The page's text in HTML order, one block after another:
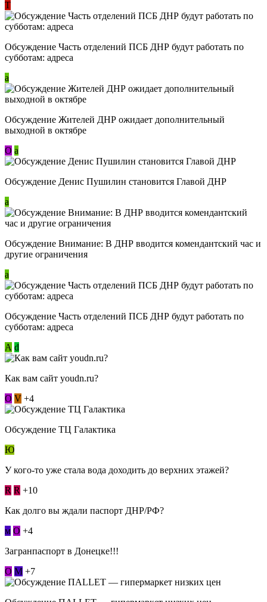
Т
Обсуждение Часть отделений ПСБ ДНР будут работать по
субботам: адреса
a
Обсуждение Жителей ДНР ожидает дополнительный
выходной в октябре
О a
Обсуждение Денис Пушилин становится Главой ДНР
a
Обсуждение Внимание: В ДНР вводится комендантский час и
другие ограничения
a
Обсуждение Часть отделений ПСБ ДНР будут работать по
субботам: адреса
А d
Как вам сайт youdn.ru?
О V +4
Обсуждение ТЦ Галактика
Ю
У кого-то уже стала вода доходить до верхних этажей?
R R +10
Как долго вы ждали паспорт ДНР/РФ?
м О +4
Загранпаспорт в Донецке!!!
О М +7